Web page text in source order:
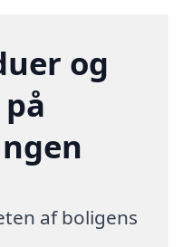
og
af boligens